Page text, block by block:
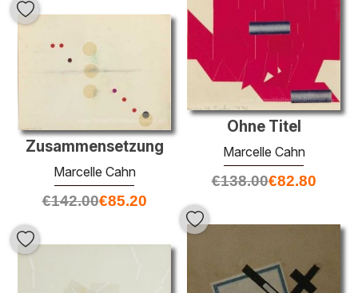
Ohne Titel
Marcelle Cahn
€138.00€82.80
Zusammensetzung
Marcelle Cahn
€142.00€85.20